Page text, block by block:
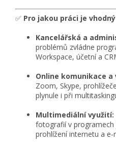
✅ Pro jakou práci je vhodný
Kancelářská a
problémů zvládne
Workspace, účetní a
Online komunikace a
Zoom, Skype,
plynule i při
Multimediální využití:
fotografií v programech
prohlížení internetu a